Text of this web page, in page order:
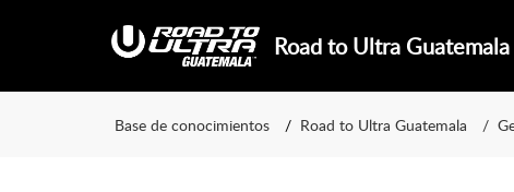
Road to Ultra Guatemala
Base de conocimientos Road to Ultra Guatemala